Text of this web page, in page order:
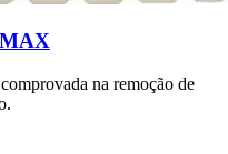
na remoção de